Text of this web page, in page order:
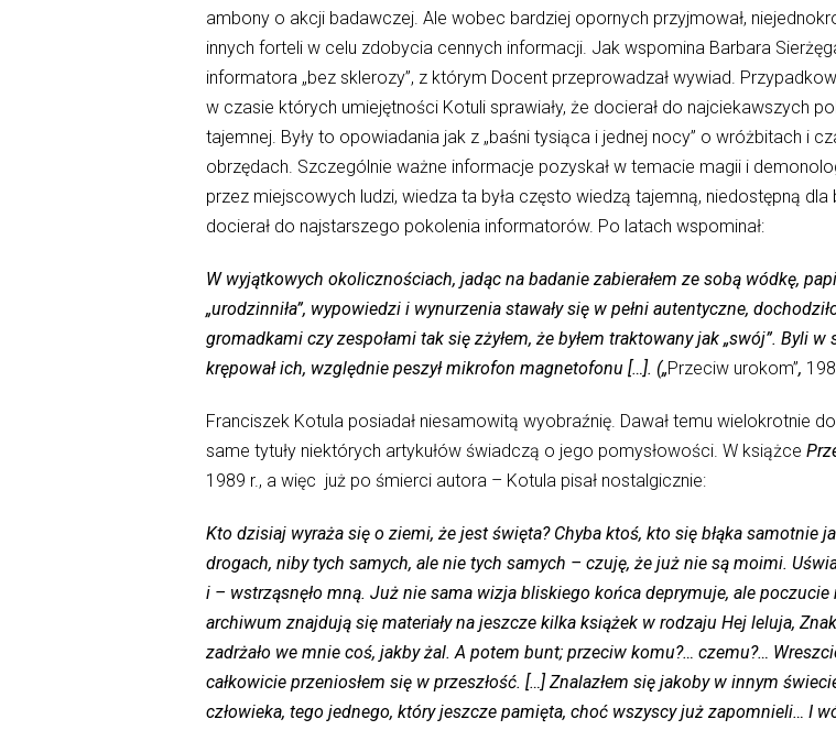
ambony o akcji badawczej. Ale wobec bardziej opornych przyjmował,
innych forteli w celu zdobycia cennych informacji. Jak wspomina Barbara
informatora „bez sklerozy”, z którym Docent przeprowadzał wywiad.
w czasie których umiejętności Kotuli sprawiały, że docierał do najciekawszych
tajemnej. Były to opowiadania jak z „baśni tysiąca i jednej nocy” o wróżbitach i
obrzędach. Szczególnie ważne informacje pozyskał w temacie magii i
przez miejscowych ludzi, wiedza ta była często wiedzą tajemną, niedostępną
docierał do najstarszego pokolenia informatorów. Po latach wspominał:
W wyjątkowych okolicznościach, jadąc na badanie zabierałem ze sobą wódkę,
„urodzinniła”, wypowiedzi i wynurzenia stawały się w pełni autentyczne,
gromadkami czy zespołami tak się zżyłem, że byłem traktowany jak „swój”. Byli
krępował ich, względnie peszył mikrofon magnetofonu […]. („Przeciw urokom”,
Franciszek Kotula posiadał niesamowitą wyobraźnię. Dawał temu wielokrotnie
same tytuły niektórych artykułów świadczą o jego pomysłowości. W książce
1989 r., a więc już po śmierci autora – Kotula pisał nostalgicznie:
Kto dzisiaj wyraża się o ziemi, że jest święta? Chyba ktoś, kto się błąka
drogach, niby tych samych, ale nie tych samych – czuję, że już nie są moimi.
i – wstrząsnęło mną. Już nie sama wizja bliskiego końca deprymuje, ale
archiwum znajdują się materiały na jeszcze kilka książek w rodzaju Hej leluja,
zadrżało we mnie coś, jakby żal. A potem bunt; przeciw komu?… czemu?…
całkowicie przeniosłem się w przeszłość. […] Znalazłem się jakoby w innym
człowieka, tego jednego, który jeszcze pamięta, choć wszyscy już zapomnieli… I